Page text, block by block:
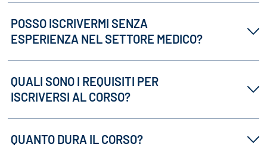
POSSO ISCRIVERMI SENZA
ESPERIENZA NEL SETTORE MEDICO?
QUALI SONO I REQUISITI PER
ISCRIVERSI AL CORSO?
QUANTO DURA IL CORSO?